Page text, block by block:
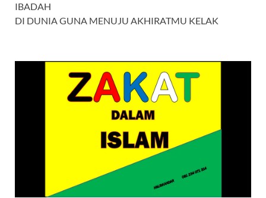
IBADAH
DI DUNIA GUNA MENUJU AKHIRATMU KELAK